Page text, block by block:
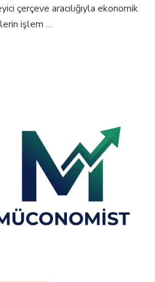
çerçeve aracılığıyla ekonomik
işlem …